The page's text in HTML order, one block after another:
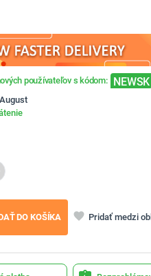
používateľov s kódom: NEWSK
DO KOŠÍKA favorite Pridať medzi